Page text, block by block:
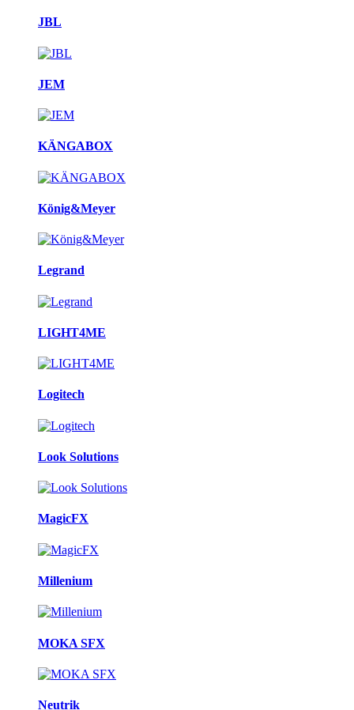
JBL
JEM
KÄNGABOX
König&Meyer
Legrand
LIGHT4ME
Logitech
Look Solutions
MagicFX
Millenium
MOKA SFX
Neutrik